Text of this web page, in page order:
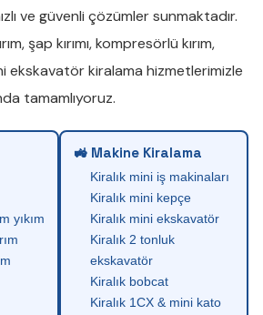
ve güvenli çözümler sunmaktadır.
,şap kırımı,kompresörlü kırım,
ekskavatör kiralama hizmetlerimizle
tamamlıyoruz.
yıkım
🚜 Makine Kiralama
Kiralık mini iş makinaları
Kiralık mini kepçe
Kiralık mini ekskavatör
Kiralık 2 tonluk
ekskavatör
Kiralık bobcat
Kiralık 1CX & mini kato